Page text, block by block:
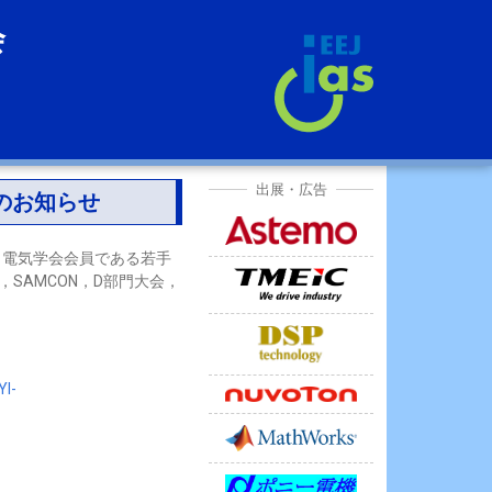
お知らせ
気学会会員である若手
SAMCON，D部門大会，
出展・広告